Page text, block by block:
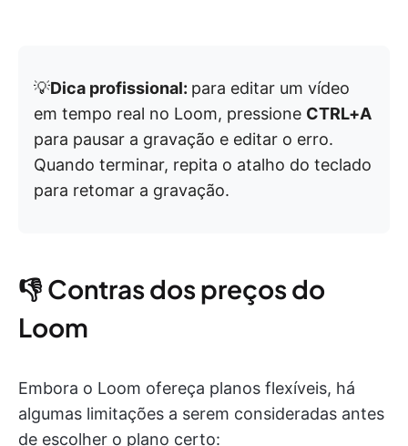
💡Dica profissional: para editar um vídeo
em tempo real no Loom, pressione CTRL+A
para pausar a gravação e editar o erro.
Quando terminar, repita o atalho do teclado
para retomar a gravação.
👎 Contras dos preços do
Loom
Embora o Loom ofereça planos flexíveis, há
algumas limitações a serem consideradas antes
de escolher o plano certo: